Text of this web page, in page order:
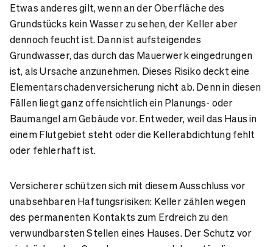
Etwas anderes gilt, wenn an der Oberfläche des
Grundstücks kein Wasser zu sehen, der Keller aber
dennoch feucht ist. Dann ist aufsteigendes
Grundwasser, das durch das Mauerwerk eingedrungen
ist, als Ursache anzunehmen. Dieses Risiko deckt eine
Elementarschadenversicherung nicht ab. Denn in diesen
Fällen liegt ganz offensichtlich ein Planungs- oder
Baumangel am Gebäude vor. Entweder, weil das Haus in
einem Flutgebiet steht oder die Kellerabdichtung fehlt
oder fehlerhaft ist.
Versicherer schützen sich mit diesem Ausschluss vor
unabsehbaren Haftungsrisiken: Keller zählen wegen
des permanenten Kontakts zum Erdreich zu den
verwundbarsten Stellen eines Hauses. Der Schutz vor